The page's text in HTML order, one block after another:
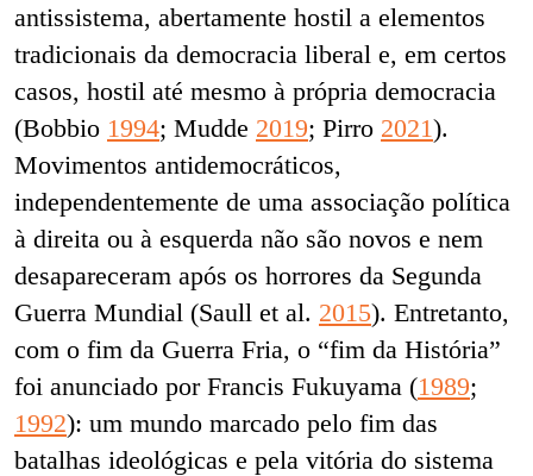
antissistema, abertamente hostil a elementos
tradicionais da democracia liberal e, em certos
casos, hostil até mesmo à própria democracia
(Bobbio 1994; Mudde 2019; Pirro 2021).
Movimentos antidemocráticos,
independentemente de uma associação política
à direita ou à esquerda não são novos e nem
desapareceram após os horrores da Segunda
Guerra Mundial (Saull et al. 2015). Entretanto,
com o fim da Guerra Fria, o “fim da História”
foi anunciado por Francis Fukuyama (1989;
1992): um mundo marcado pelo fim das
batalhas ideológicas e pela vitória do sistema